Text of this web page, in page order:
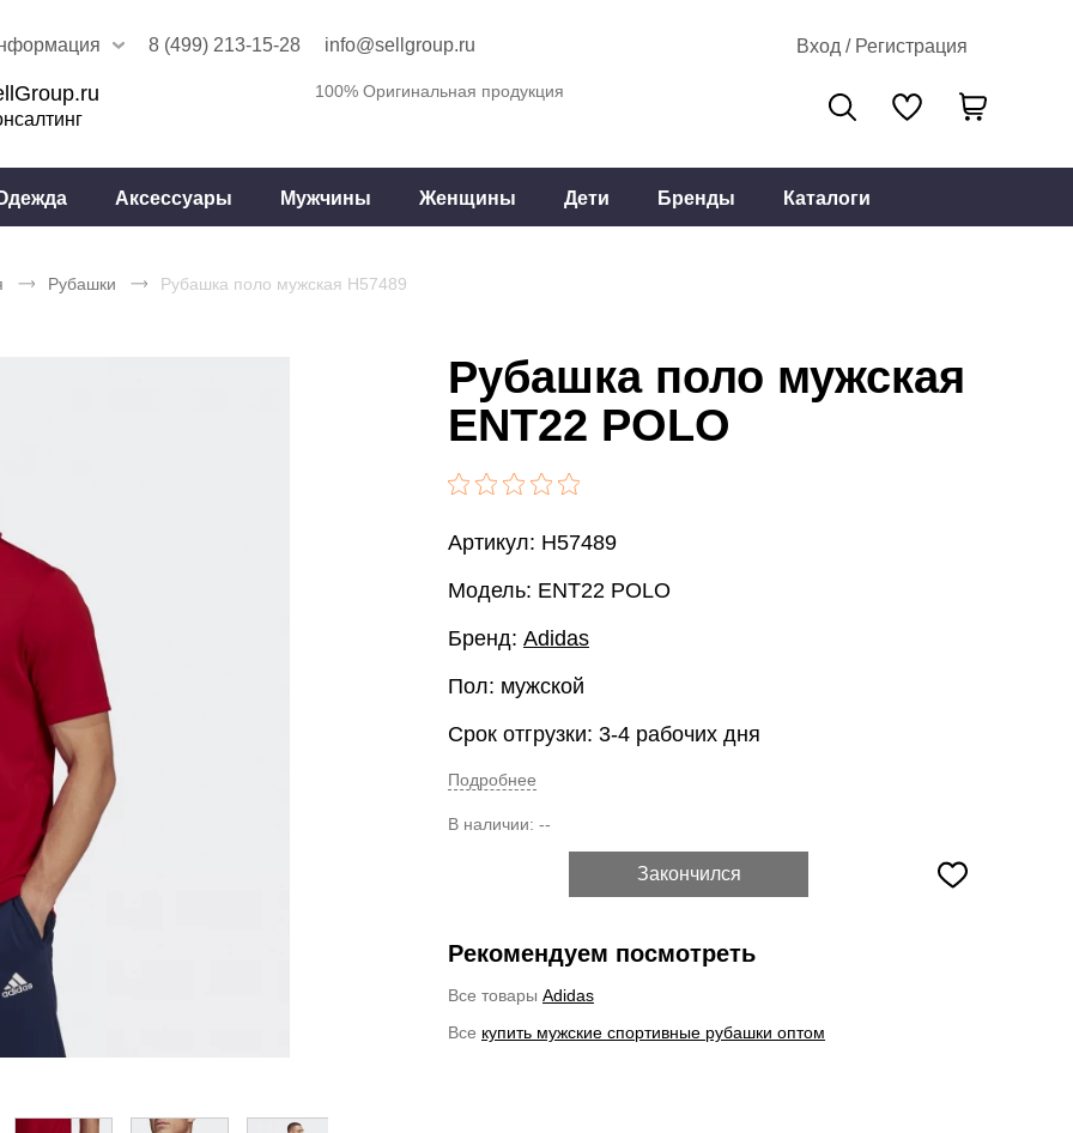
8 (499) 213-15-28 info@sellgroup.ru Вход / Регистрация
100% Оригинальная продукция
Аксессуары Мужчины Женщины Дети Бренды Каталоги
Рубашки Рубашка поло мужская H57489
Рубашка поло мужская
ENT22 POLO
Артикул: H57489
Модель: ENT22 POLO
Бренд: Adidas
Пол: мужской
Срок отгрузки: 3-4 рабочих дня
Подробнее
В наличии: --
Закончился
Рекомендуем посмотреть
Все товары Adidas
Все купить мужские спортивные рубашки оптом